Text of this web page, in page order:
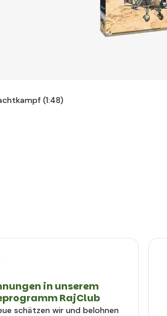
(1:48)
in unserem
RajClub
schätzen wir und belohnen